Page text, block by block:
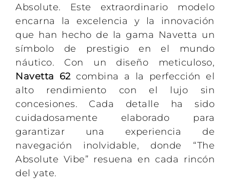
Absolute. Este extraordinario modelo
encarna la excelencia y la innovación
que han hecho de la gama Navetta un
símbolo de prestigio en el mundo
náutico. Con un diseño meticuloso,
Navetta 62combina a la perfección el
alto rendimiento con el lujo sin
concesiones. Cada detalle ha sido
cuidadosamente elaborado para
garantizar una experiencia de
navegación inolvidable, donde “The
Absolute Vibe” resuena en cada rincón
del yate.